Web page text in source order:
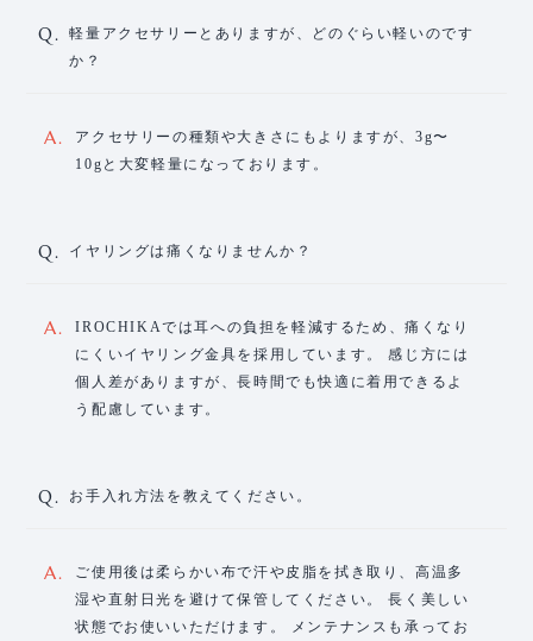
Q.
軽量アクセサリーとありますが、どのぐらい軽いのです
か？
A.
アクセサリーの種類や大きさにもよりますが、3g〜
10gと大変軽量になっております。
Q. イヤリングは痛くなりませんか？
A.
IROCHIKAでは耳への負担を軽減するため、痛くなり
にくいイヤリング金具を採用しています。 感じ方には
個人差がありますが、長時間でも快適に着用できるよ
う配慮しています。
Q. お手入れ方法を教えてください。
A.
ご使用後は柔らかい布で汗や皮脂を拭き取り、高温多
湿や直射日光を避けて保管してください。 長く美しい
状態でお使いいただけます。 メンテナンスも承ってお